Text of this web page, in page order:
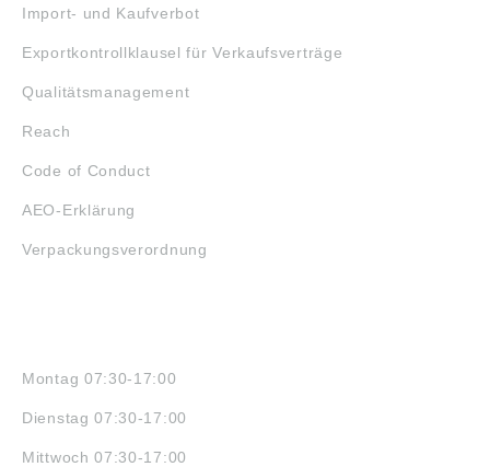
Import- und Kaufverbot
Exportkontrollklausel für Verkaufsverträge
Qualitätsmanagement
Reach
Code of Conduct
AEO-Erklärung
Verpackungsverordnung
Montag 07:30-17:00
Dienstag 07:30-17:00
Mittwoch 07:30-17:00